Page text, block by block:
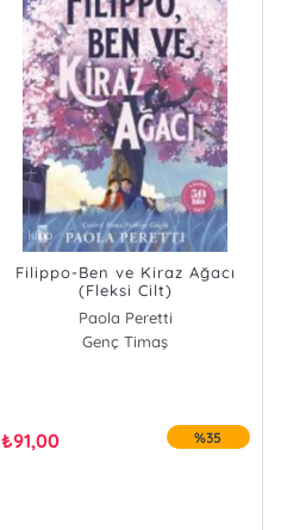
Filippo-Ben ve Kiraz Ağacı
(Fleksi Cilt)
Paola Peretti
Genç Timaş
₺91,00 %35